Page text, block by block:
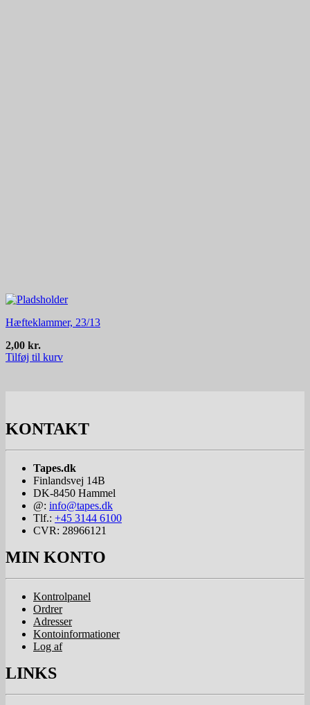
Hæfteklammer, 23/13
2,00 kr.
Tilføj til kurv
KONTAKT
Tapes.dk
Finlandsvej 14B
DK-8450 Hammel
@: info@tapes.dk
Tlf.: +45 3144 6100
CVR: 28966121
MIN KONTO
Kontrolpanel
Ordrer
Adresser
Kontoinformationer
Log af
LINKS